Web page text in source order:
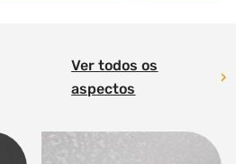
Ver todos os
aspectos